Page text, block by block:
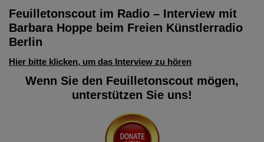
Feuilletonscout im Radio – Interview mit
Barbara Hoppe beim Freien Künstlerradio
Berlin
Hier bitte klicken, um das Interview zu hören
Wenn Sie den Feuilletonscout mögen,
unterstützen Sie uns!